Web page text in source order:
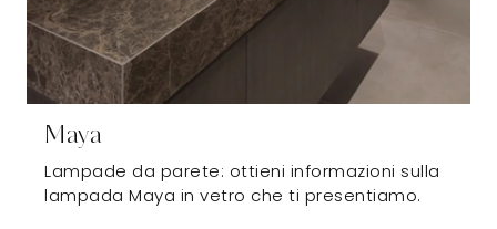
Maya
Lampade da parete: ottieni informazioni sulla
lampada Maya in vetro che ti presentiamo.